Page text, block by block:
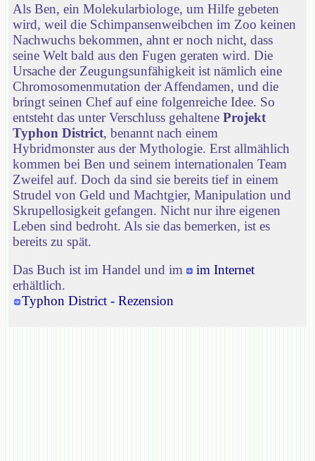
Als Ben, ein Molekularbiologe, um Hilfe gebeten
wird, weil die Schimpansenweibchen im Zoo keinen
Nachwuchs bekommen, ahnt er noch nicht, dass
seine Welt bald aus den Fugen geraten wird. Die
Ursache der Zeugungsunfähigkeit ist nämlich eine
Chromosomenmutation der Affendamen, und die
bringt seinen Chef auf eine folgenreiche Idee. So
entsteht das unter Verschluss gehaltene Projekt
Typhon District, benannt nach einem
Hybridmonster aus der Mythologie. Erst allmählich
kommen bei Ben und seinem internationalen Team
Zweifel auf. Doch da sind sie bereits tief in einem
Strudel von Geld und Machtgier, Manipulation und
Skrupellosigkeit gefangen. Nicht nur ihre eigenen
Leben sind bedroht. Als sie das bemerken, ist es
bereits zu spät.
Das Buch ist im Handel und im
im Internet
erhältlich.
Typhon District - Rezension